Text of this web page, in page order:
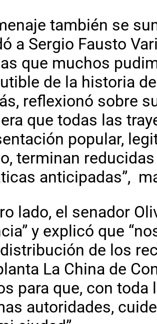
también se
a Sergio Fausto
que muchos
de la historia
reflexionó sobre
que todas las
popular,
terminan
anticipadas”,
lado, el senador
y explicó que
de los
La China de
para que, con
autoridades,